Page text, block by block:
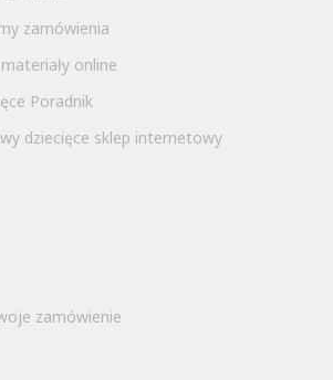
zamówienia
online
Poradnik
dziecięce sklep internetowy
zamówienie